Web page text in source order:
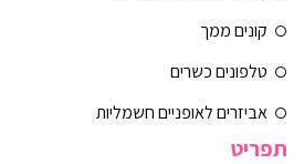
קונים ממך
טלפונים כשרים
אביזרים לאופניים חשמליות
תפריט